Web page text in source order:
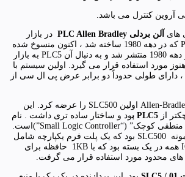
کنترل می باشد.
آلن بردلی
در بازار
خانواده PLC5 بود . PLC2 که در دهه 1980 ساخته شد ، اکنون منسوخ شده
در دهه 1980 منتشر شد و به دنبال آن PLC5 به بازار
مورد استفاده قرار می گیرد. اولین سیستم با
دارای طولی حدوداً دو برابر عرض پی ال سی از
SLC500 در سال 1991 Allen-Bradley اولین SLC500 را عرضه کرد. این
از PLC5 بود و ساختار ساده تری داشت . نام
کامل SLC “کنترل کننده منطقی کوچک” (“Small Logic Controller”)است.
اولین SLC، تولید شده نمونه SLC500 بود که یک پلت فرم یکپارچه شامل
پردازنده، منبع تغذیه و IO همه در یک بسته بود که با 1KB حافظه برای